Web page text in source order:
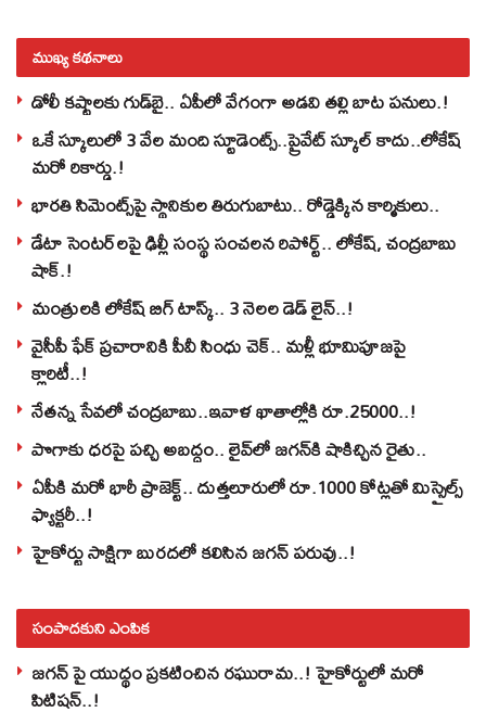
ముఖ్య కథనాలు
డోలీ కష్టాలకు గుడ్‌బై.. ఏపీలో వేగంగా అడవి తల్లి బాట పనులు.!
ఒకే స్కూలులో 3 వేల మంది స్టూడెంట్స్‌..ప్రైవేట్‌ స్కూల్‌ కాదు..లోకేష్
మరో రికార్డు.!
భారతి సిమెంట్స్‌పై స్థానికుల తిరుగుబాటు.. రోడ్డెక్కిన కార్మికులు..
డేటా సెంటర్‌లపై ఢిల్లీ సంస్థ సంచలన రిపోర్ట్.. లోకేష్‌, చంద్రబాబు
షాక్‌.!
మంత్రులకి లోకేష్‌ బిగ్‌ టాస్క్‌.. 3 నెలల డెడ్‌ లైన్‌..!
వైసీపీ ఫేక్ ప్రచారానికి పీవీ సింధు చెక్.. మళ్లీ భూమిపూజపై
క్లారిటీ..!
నేతన్న సేవలో చంద్రబాబు..ఇవాళ ఖాతాల్లోకి రూ.25000..!
పొగాకు ధరపై పచ్చి అబద్దం.. లైవ్‌లో జగన్‌కి షాకిచ్చిన రైతు..
ఏపీకి మరో భారీ ప్రాజెక్ట్.. దుత్తలూరులో రూ.1000 కోట్లతో మిస్సైల్స్
ఫ్యాక్టరీ..!
హైకోర్టు సాక్షిగా బురదలో కలిసిన జగన్ పరువు..!
సంపాదకుని ఎంపిక
జగన్ పై యుద్థం ప్రకటించిన రఘురామ..! హైకోర్టులో మరో
పిటిషన్..!